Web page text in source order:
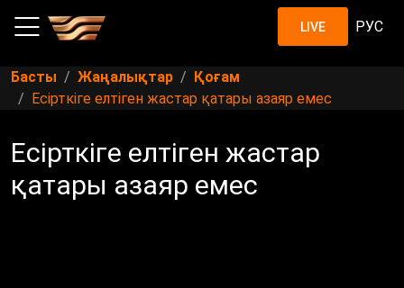
LIVE РУС
Басты Жаңалықтар
Қоғам
Есірткіге елтіген жастар қатары азаяр емес
Есірткіге елтіген жастар
қатары азаяр емес